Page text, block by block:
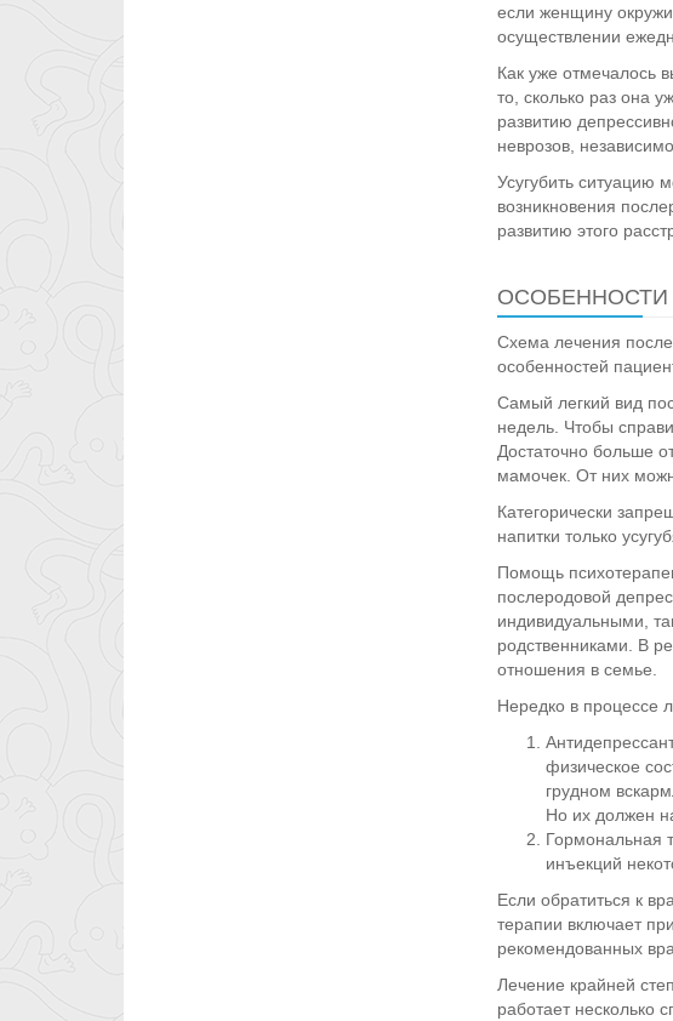
если женщину
осуществлении
Как уже отмечалось
то, сколько раз она
развитию
неврозов,
Усугубить ситуацию
возникновения
развитию этого
ОСОБЕННОСТИ
Схема лечения
особенностей
Самый легкий вид
недель. Чтобы
Достаточно больше
мамочек. От них
Категорически
напитки только
Помощь
послеродовой
индивидуальными,
родственниками. В
отношения в семье.
Нередко в процессе
физическое
грудном
Но их должен
Гормональная
инъекций
Если обратиться к
терапии включает
рекомендованных
Лечение крайней
работает несколько